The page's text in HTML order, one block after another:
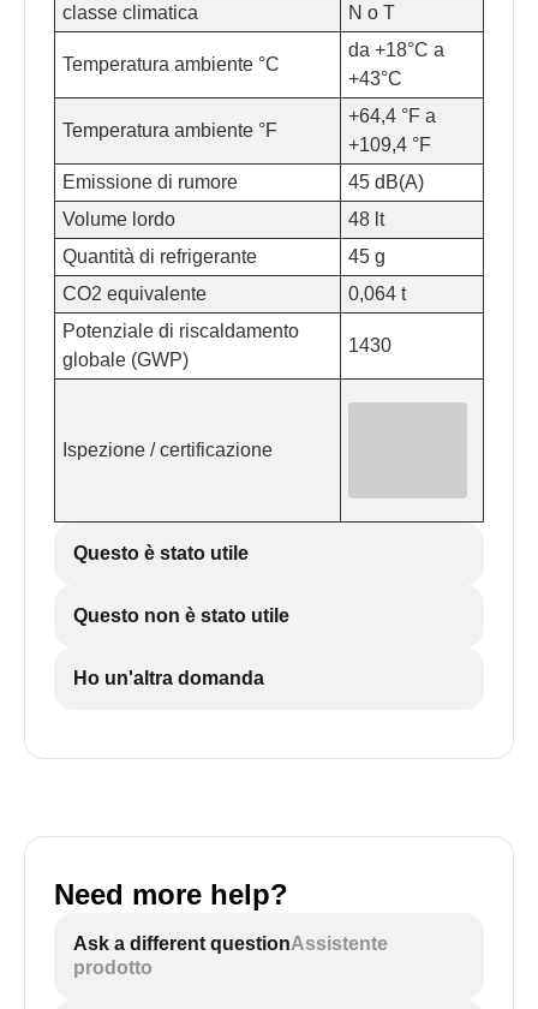
classe climatica N o T
Temperatura ambiente °C
da +18°C a
+43°C
Temperatura ambiente °F
+64,4 °F a
+109,4 °F
Emissione di rumore
45 dB(A)
Volume lordo
48 lt
Quantità di refrigerante
45 g
CO2 equivalente
0,064 t
Potenziale di riscaldamento
globale (GWP)
1430
Ispezione / certificazione
Questo è stato utile
Questo non è stato utile
Ho un'altra domanda
Need more help?
Ask a different questionAssistente
prodotto